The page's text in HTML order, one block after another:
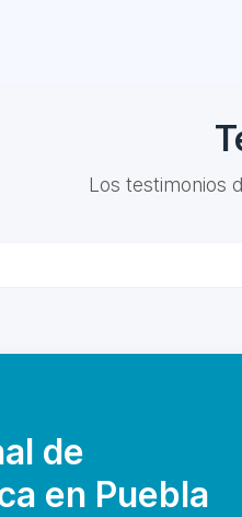
Los testimonios
de
en Puebla